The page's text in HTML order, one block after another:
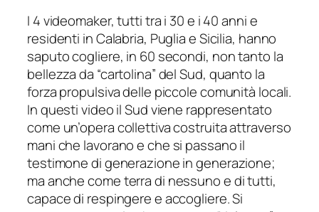
I 4 videomaker, tutti tra i 30 e i 40 anni e
residenti in Calabria, Puglia e Sicilia, hanno
saputo cogliere, in 60 secondi, non tanto la
bellezza da “cartolina” del Sud, quanto la
forza propulsiva delle piccole comunità locali.
In questi video il Sud viene rappresentato
come un’opera collettiva costruita attraverso
mani che lavorano e che si passano il
testimone di generazione in generazione;
ma anche come terra di nessuno e di tutti,
capace di respingere e accogliere. Si